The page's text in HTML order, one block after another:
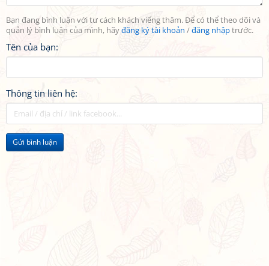
Bạn đang bình luận với tư cách khách viếng thăm. Để có thể theo dõi và
quản lý bình luận của mình, hãyđăng ký tài khoản /đăng nhậptrước.
Tên của bạn:
Thông tin liên hệ:
Gửi bình luận